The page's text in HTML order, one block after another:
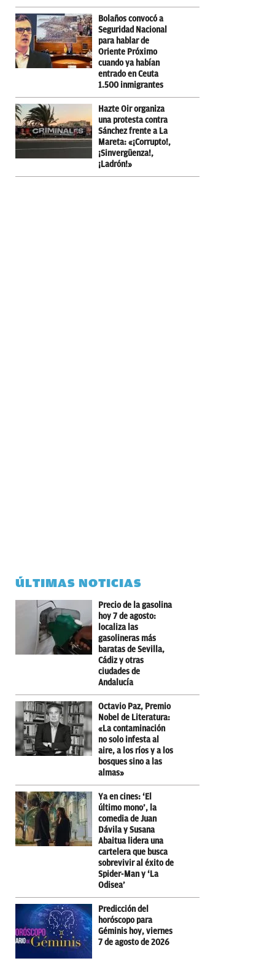
Bolaños convocó a
Seguridad Nacional
para hablar de
Oriente Próximo
cuando ya habían
entrado en Ceuta
1.500 inmigrantes
Hazte Oir organiza
una protesta contra
Sánchez frente a La
Mareta: «¡Corrupto!,
¡Sinvergüenza!,
¡Ladrón!»
ÚLTIMAS NOTICIAS
Precio de la gasolina
hoy 7 de agosto:
localiza las
gasolineras más
baratas de Sevilla,
Cádiz y otras
ciudades de
Andalucía
Octavio Paz, Premio
Nobel de Literatura:
«La contaminación
no solo infesta al
aire, a los ríos y a los
bosques sino a las
almas»
Ya en cines: ‘El
último mono’, la
comedia de Juan
Dávila y Susana
Abaitua lidera una
cartelera que busca
sobrevivir al éxito de
Spider-Man y ‘La
Odisea’
Predicción del
horóscopo para
Géminis hoy, viernes
7 de agosto de 2026